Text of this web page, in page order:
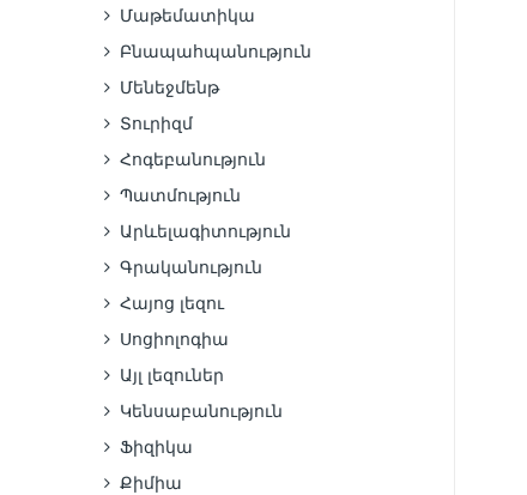
Մաթեմատիկա
Բնապահպանություն
Մենեջմենթ
Տուրիզմ
Հոգեբանություն
Պատմություն
Արևելագիտություն
Գրականություն
Հայոց լեզու
Սոցիոլոգիա
Այլ լեզուներ
Կենսաբանություն
Ֆիզիկա
Քիմիա